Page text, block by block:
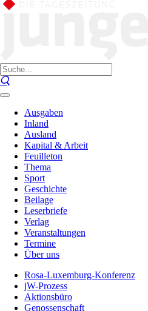
Ausgaben
Inland
Ausland
Kapital & Arbeit
Feuilleton
Thema
Sport
Geschichte
Beilage
Leserbriefe
Verlag
Veranstaltungen
Termine
Über uns
Rosa-Luxemburg-Konferenz
jW-Prozess
Aktionsbüro
Genossenschaft